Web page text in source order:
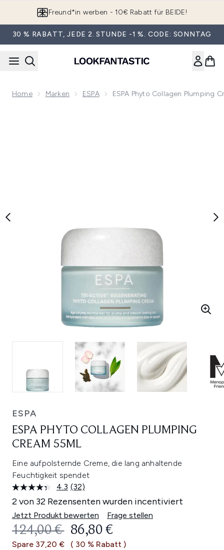
App downloaden & Extra-Rabatte erhalten*
30 % RABATT, JEDE 2. STUNDE -1 %. CODE: SONNTAG
Home Marken ESPA ESPA Phyto Collagen Plumping
ESPA
ESPA PHYTO COLLAGEN PLUMPING
CREAM 55ML
Eine aufpolsternde Creme, die lang anhaltende
Feuchtigkeit spendet
4.3 32
Bewertungen
lesen.
Link
auf
derselben
Seite.
(32)
2 von 32 Rezensenten wurden incentiviert
Jetzt Produkt bewerten Frage stellen
UNVERBINDLICHE
124,00 € AKTUELLER PREIS:
86,80 €
Spare 37,20 € ( 30 % Rabatt )